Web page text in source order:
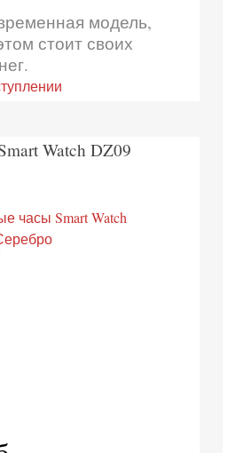
модель,
стоит своих
Watch DZ09